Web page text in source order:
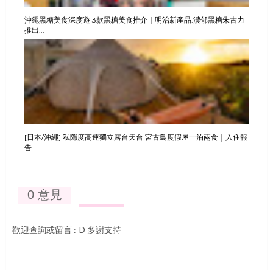
沖繩黑糖美食深度遊 3款黑糖美食推介｜明治新產品:濃郁黑糖朱古力
推出...
[日本/沖繩] 私隱度高連獨立露台天台 宮古島度假屋一泊兩食｜入住報
告
0 意見
歡迎查詢或留言 :-D 多謝支持